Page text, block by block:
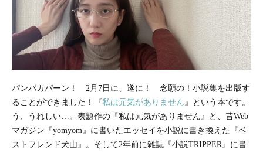
パンパカパーン！ 2月7日に、遂に！ 念願の！小説集を出版す
ることができました！『私は元気がありません 』という本です。
う、うれしい…。表題作の『私は元気がありません』と、昔Web
マガジン『yomyom』に書いたエッセイを小説に書き換えた『ベ
ストフレンド犬山』。そして2年前に雑誌『小説TRIPPER』に書